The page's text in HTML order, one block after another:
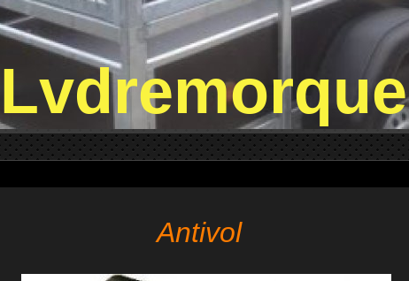
Lvdremorque
Antivol